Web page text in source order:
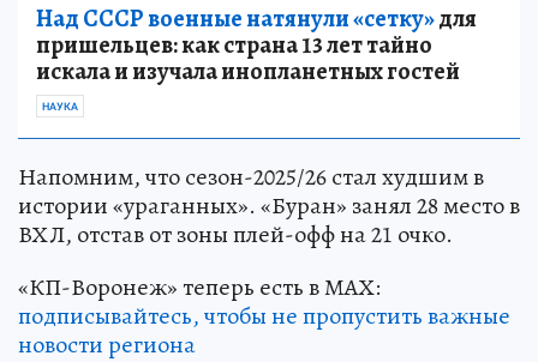
Над СССР военные натянули «сетку»для
пришельцев: как страна 13 лет тайно
искала и изучала инопланетных гостей
НАУКА
Напомним, что сезон-2025/26 стал худшим в
истории «ураганных». «Буран» занял 28 место в
ВХЛ, отстав от зоны плей-офф на 21 очко.
«КП-Воронеж» теперь есть в МАХ:
подписывайтесь, чтобы не пропустить важные
новости региона